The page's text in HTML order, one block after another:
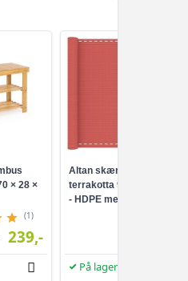
509,-
574,-
776,-
549,-
× 28 ×
(1)
239,-
Altan skærm i
terrakotta 90 × 800 cm
- HDPE med
På lager